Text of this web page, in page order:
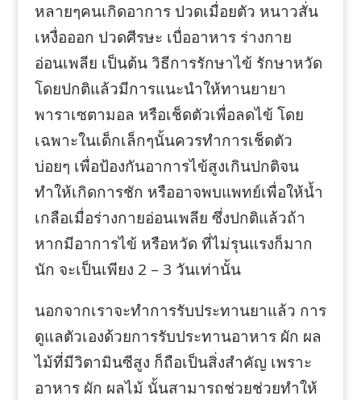
หลายๆคนเกิดอาการ ปวดเมื่อยตัว หนาวสั่น
เหงื่อออก ปวดศีรษะ เบื่ออาหาร ร่างกาย
อ่อนเพลีย เป็นต้น วิธีการรักษาไข้ รักษาหวัด
โดยปกติแล้วมีการแนะนำให้ทานยายา
พาราเซตามอล หรือเช็ดตัวเพื่อลดไข้ โดย
เฉพาะในเด็กเล็กๆนั้นควรทำการเช็ดตัว
บ่อยๆ เพื่อป้องกันอาการไข้สูงเกินปกติจน
ทำให้เกิดการชัก หรืออาจพบแพทย์เพื่อให้น้ำ
เกลือเมื่อร่างกายอ่อนเพลีย ซึ่งปกติแล้วถ้า
หากมีอาการไข้ หรือหวัด ที่ไม่รุนแรงก็มาก
นัก จะเป็นเพียง 2 – 3 วันเท่านั้น
นอกจากเราจะทำการรับประทานยาแล้ว การ
ดูแลตัวเองด้วยการรับประทานอาหาร ผัก ผล
ไม้ที่มีวิตามินซีสูง ก็ถือเป็นสิ่งสำคัญ เพราะ
อาหาร ผัก ผลไม้ นั้นสามารถช่วยช่วยทำให้